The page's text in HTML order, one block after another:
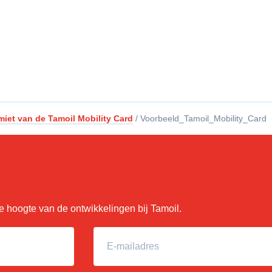
van de Tamoil Mobility Card / Voorbeeld_Tamoil_Mobility_Card
hoogte van de ontwikkelingen bij Tamoil.